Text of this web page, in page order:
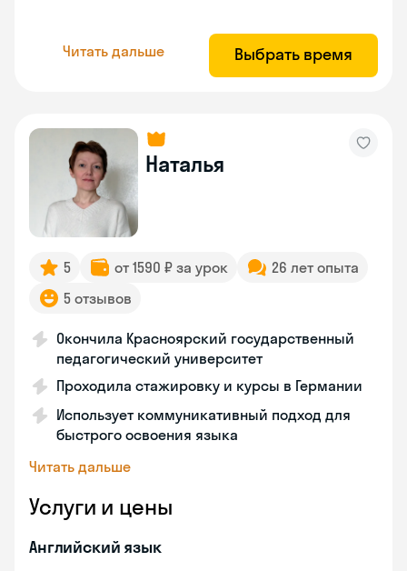
Читать дальше Выбрать время
Наталья
5 от 1590 ₽ за урок
26 лет опыта
5 отзывов
Окончила Красноярский государственный
педагогический университет
Проходила стажировку и курсы в Германии
Использует коммуникативный подход для
быстрого освоения языка
Читать дальше
Услуги и цены
Английский язык